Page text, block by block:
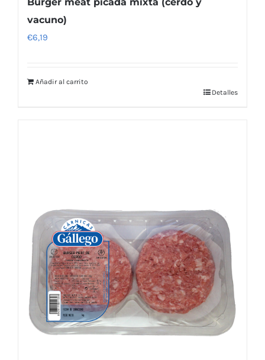
Burger meat picada mixta (cerdo y
vacuno)
€6,19
Añadir al carrito
Detalles